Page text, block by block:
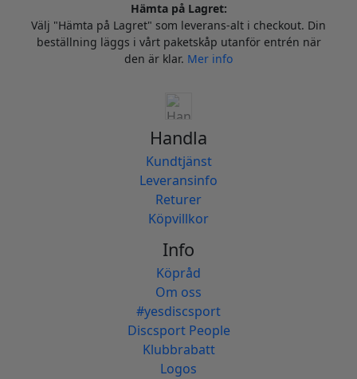
Hämta på Lagret:
Välj "Hämta på Lagret" som leverans-alt i checkout. Din
beställning läggs i vårt paketskåp utanför entrén när
den är klar. Mer info
Handla
Kundtjänst
Leveransinfo
Returer
Köpvillkor
Info
Köpråd
Om oss
#yesdiscsport
Discsport People
Klubbrabatt
Logos